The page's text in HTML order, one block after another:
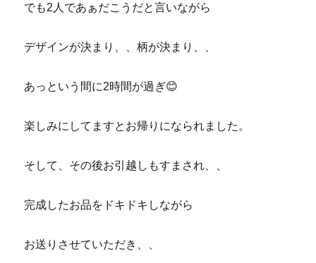
でも2人であぁだこうだと言いながら
デザインが決まり、、柄が決まり、、
あっという間に2時間が過ぎ😊
楽しみにしてますとお帰りになられました。
そして、その後お引越しもすまされ、、
完成したお品をドキドキしながら
お送りさせていただき、、